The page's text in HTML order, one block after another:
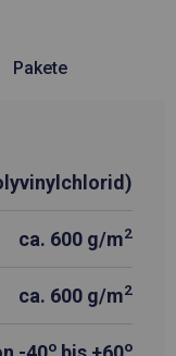
Pakete
ca. 600 g/m2
ca. 600 g/m2
o o